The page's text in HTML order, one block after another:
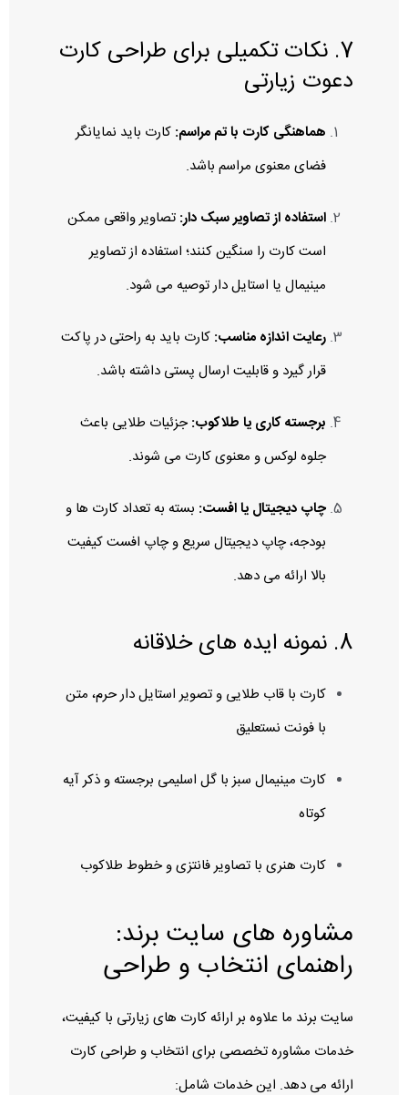
7. نکات تکمیلی برای طراحی کارت
دعوت زیارتی
هماهنگی کارت با تم مراسم: کارت باید نمایانگر
فضای معنوی مراسم باشد.
استفاده از تصاویر سبک‌ دار: تصاویر واقعی ممکن
است کارت را سنگین کنند؛ استفاده از تصاویر
مینیمال یا استایل‌ دار توصیه می‌ شود.
رعایت اندازه مناسب: کارت باید به راحتی در پاکت
قرار گیرد و قابلیت ارسال پستی داشته باشد.
برجسته‌ کاری یا طلاکوب:جزئیات طلایی باعث
جلوه لوکس و معنوی کارت می‌ شوند.
چاپ دیجیتال یا افست: بسته به تعداد کارت‌ ها و
بودجه، چاپ دیجیتال سریع و چاپ افست کیفیت
بالا ارائه می‌ دهد.
8. نمونه ایده‌ های خلاقانه
کارت با قاب طلایی و تصویر استایل‌ دار حرم، متن
با فونت نستعلیق
کارت مینیمال سبز با گل اسلیمی برجسته و ذکر آیه
کوتاه
کارت هنری با تصاویر فانتزی و خطوط طلاکوب
مشاوره‌ های سایت برند:
راهنمای انتخاب و طراحی
سایت برند ما علاوه بر ارائه کارت‌ های زیارتی با کیفیت،
خدمات مشاوره تخصصی برای انتخاب و طراحی کارت
ارائه می‌ دهد. این خدمات شامل: